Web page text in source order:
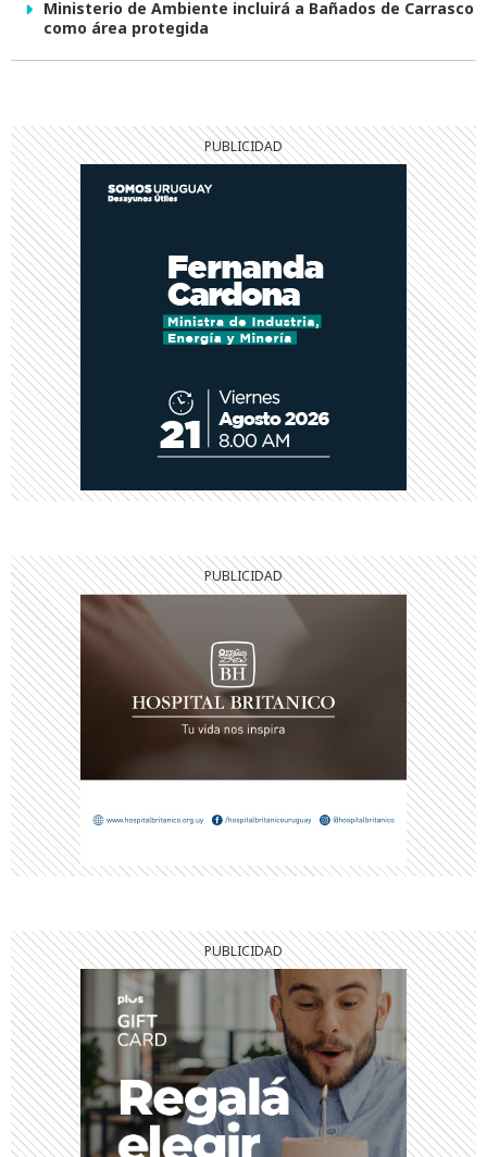
Ministerio de Ambiente incluirá a Bañados de Carrasco
como área protegida